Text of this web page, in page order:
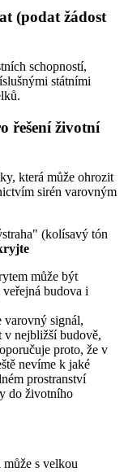
(podat žádost
schopností,
státními
řešení životní
která může ohrozit
sirén varovným
(kolísavý tón
může být
budova i
varovný signál,
v nejbližší budově,
proto, že v
nevíme k jaké
prostranství
do životního
může s velkou